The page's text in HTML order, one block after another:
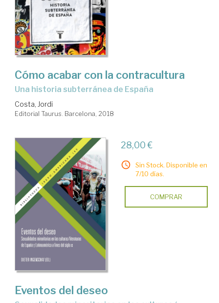
Cómo acabar con la contracultura
una historia subterránea de España
Costa, Jordi
Editorial Taurus. Barcelona, 2018
28,00 €
Sin Stock. Disponible en
7/10 días.
COMPRAR
Eventos del deseo